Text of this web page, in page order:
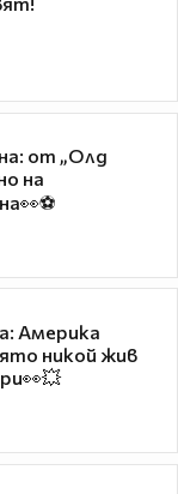
от „Олд
на
Америка
никой жив